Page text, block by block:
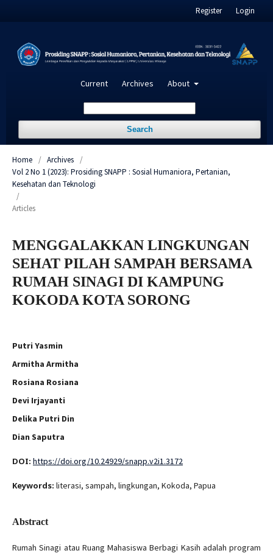
Current Archives About
Search
Register Login
Home / Archives
/
Vol 2 No 1 (2023): Prosiding SNAPP : Sosial Humaniora, Pertanian,
Kesehatan dan Teknologi
/
Articles
MENGGALAKKAN LINGKUNGAN
SEHAT PILAH SAMPAH BERSAMA
RUMAH SINAGI DI KAMPUNG
KOKODA KOTA SORONG
Putri Yasmin
Armitha Armitha
Rosiana Rosiana
Devi Irjayanti
Delika Putri Din
Dian Saputra
DOI: https://doi.org/10.24929/snapp.v2i1.3172
Keywords: literasi, sampah, lingkungan, Kokoda, Papua
Abstract
Rumah Sinagi atau Ruang Mahasiswa Berbagi Kasih adalah program